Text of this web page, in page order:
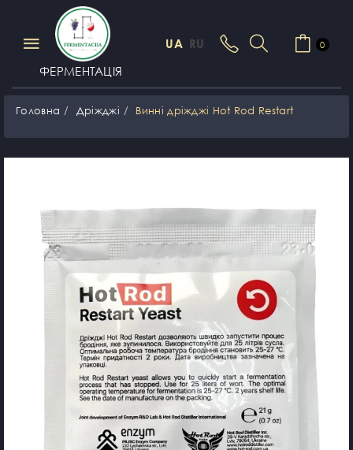
ФЕРМЕНТАЦІЯ
UA RU 0
Головна Дріжджі Винні дріжджі Hot Rod Restart